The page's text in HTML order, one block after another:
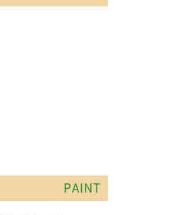
PAINT